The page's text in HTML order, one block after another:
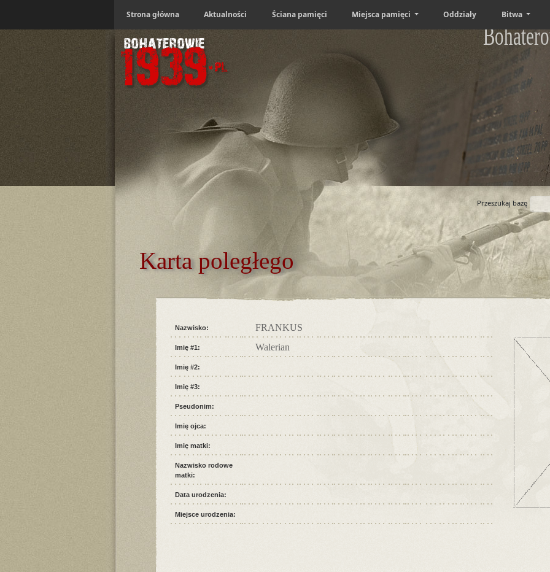
Strona główna Aktualności Ściana pamięci Miejsca pamięci Oddziały Bitwa
Przeszukaj bazę
Karta poległego
Nazwisko: FRANKUS
Imię #1: Walerian
Imię #2:
Imię #3:
Pseudonim:
Imię ojca:
Imię matki:
Nazwisko rodowe
matki:
Data urodzenia:
Miejsce urodzenia: